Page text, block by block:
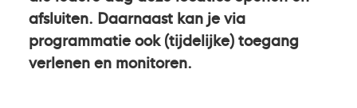
afsluiten. Daarnaast kan je via
programmatie ook (tijdelijke) toegang
verlenen en monitoren.